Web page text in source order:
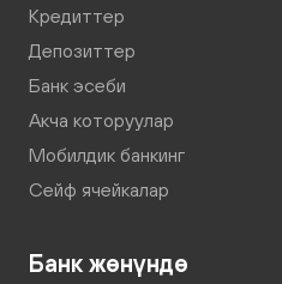
Кредиттер
Депозиттер
Банк эсеби
Акча которуулар
Мобилдик банкинг
Сейф ячейкалар
Банк жөнүндө